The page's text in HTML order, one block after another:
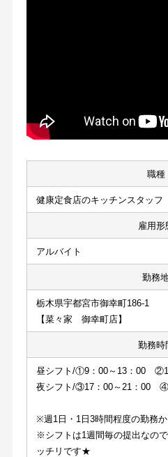
職種
健康定食店のキッチンスタッフ
雇用形
アルバイト
勤務
栃木県宇都宮市御幸町186-1
【菜々家　御幸町店】
勤務時
昼シフト/①9：00～13：00　
夜シフト/③17：00～21：00　
※週1日・1日3時間程度の勤務
※シフトは1週間毎の提出なの
ッチリです★